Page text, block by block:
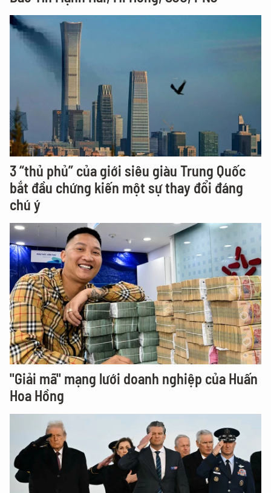
3 “thủ phủ” của giới siêu giàu Trung Quốc
bắt đầu chứng kiến một sự thay đổi đáng
chú ý
"Giải mã" mạng lưới doanh nghiệp của Huấn
Hoa Hồng